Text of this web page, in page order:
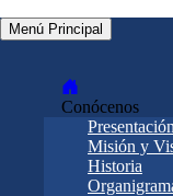
Menú Principal
Conócenos
Presentación
Misión y
Historia